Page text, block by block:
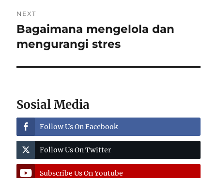
NEXT
Next
post:
Bagaimana mengelola dan
mengurangi stres
Sosial Media
Follow Us On Facebook
Follow Us On Twitter
Subscribe Us On Youtube